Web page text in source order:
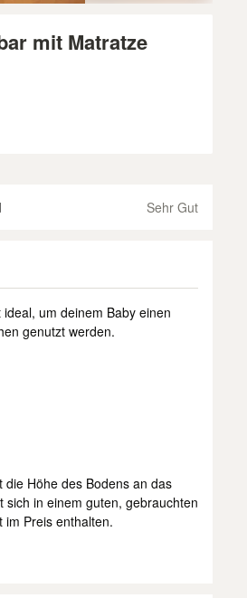
mit Matratze
Sehr Gut
um deinem Baby einen
genutzt werden.
die Höhe des Bodens an das
sich in einem guten, gebrauchten
Preis enthalten.